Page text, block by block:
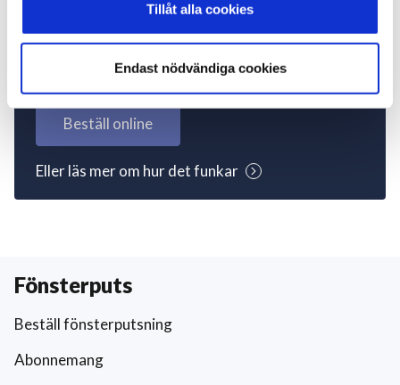
Tillåt alla cookies
Endast nödvändiga cookies
Inte kund ännu? Kom
igång nu!
Beställ online
Eller läs mer om hur det funkar
Fönsterputs
Beställ fönsterputsning
Abonnemang